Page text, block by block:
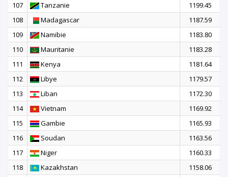
107
Tanzanie
1199.45
108
Madagascar
1187.59
109
Namibie
1183.80
110
Mauritanie
1183.28
111
Kenya
1181.64
112
Libye
1179.57
113
Liban
1172.30
114
Vietnam
1169.92
115
Gambie
1165.93
116
Soudan
1163.56
117
Niger
1160.33
118
Kazakhstan
1158.06